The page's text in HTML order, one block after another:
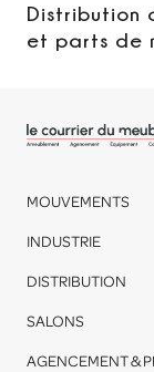
Distribution
et parts de
MOUVEMENTS
INDUSTRIE
DISTRIBUTION
SALONS
AGENCEMENT &